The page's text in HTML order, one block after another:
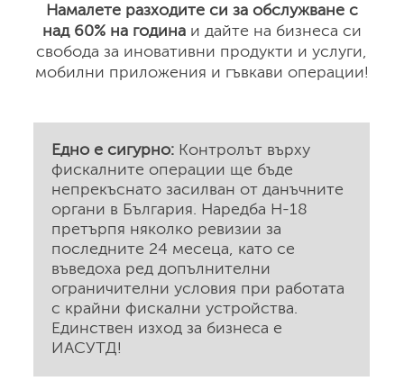
Намалете разходите си за обслужване с
над 60% на годинаи дайте на бизнеса си
свобода за иновативни продукти и услуги,
мобилни приложения и гъвкави операции!
Едно е сигурно: Контролът върху
фискалните операции ще бъде
непрекъснато засилван от данъчните
органи в България. Наредба Н-18
претърпя няколко ревизии за
последните 24 месеца, като се
въведоха ред допълнителни
ограничителни условия при работата
с крайни фискални устройства.
Единствен изход за бизнеса е
ИАСУТД!